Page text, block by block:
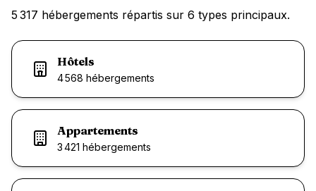
5 317 hébergements répartis sur 6 types principaux.
Hôtels
4 568 hébergements
Appartements
3 421 hébergements